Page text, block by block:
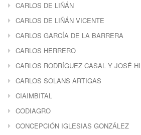
CARLOS DE LIÑÁN
CARLOS DE LIÑÁN VICENTE
CARLOS GARCÍA DE LA BARRERA
CARLOS HERRERO
CARLOS RODRÍGUEZ CASAL Y JOSÉ
CARLOS SOLANS ARTIGAS
CIAIMBITAL
CODIAGRO
CONCEPCIÓN IGLESIAS GONZÁLEZ